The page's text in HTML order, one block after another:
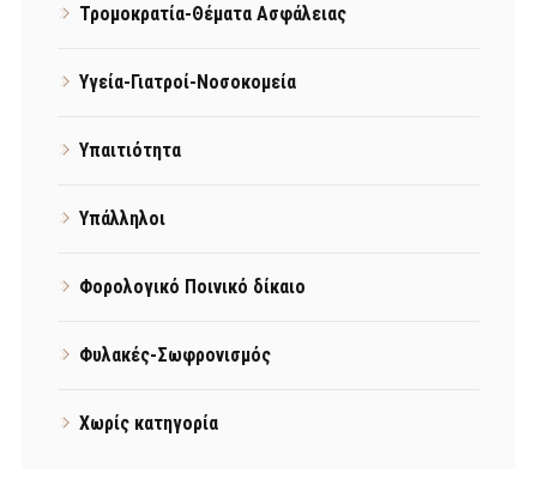
Τρομοκρατία-Θέματα Ασφάλειας
Υγεία-Γιατροί-Νοσοκομεία
Υπαιτιότητα
Υπάλληλοι
Φορολογικό Ποινικό δίκαιο
Φυλακές-Σωφρονισμός
Χωρίς κατηγορία